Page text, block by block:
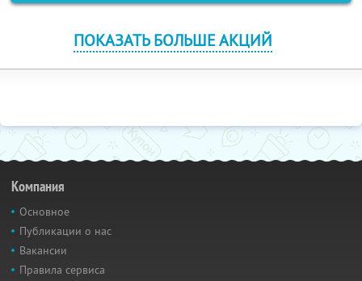
ПОКАЗАТЬ БОЛЬШЕ АКЦИЙ
Компания
Основное
Публикации о нас
Вакансии
Правила сервиса